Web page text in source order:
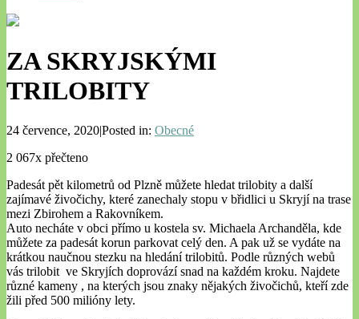
ZA SKRYJSKÝMI
TRILOBITY
24 července, 2020|Posted in: Obecné
2 067x přečteno
Padesát pět kilometrů od Plzně můžete hledat trilobity a další
zajímavé živočichy, které zanechaly stopu v břidlici u Skryjí na trase
mezi Zbirohem a Rakovníkem.
Auto necháte v obci přímo u kostela sv. Michaela Archanděla, kde
můžete za padesát korun parkovat celý den. A pak už se vydáte na
krátkou naučnou stezku na hledání trilobitů. Podle různých webů
vás trilobit ve Skryjích doprovází snad na každém kroku. Najdete
různé kameny , na kterých jsou znaky nějakých živočichů, kteří zde
žili před 500 milióny lety.